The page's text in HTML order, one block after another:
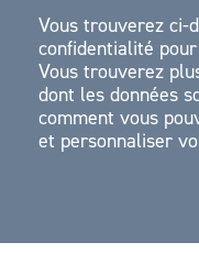
Vous trouverez ci-
confidentialité
Vous trouverez
dont les données
comment vous
et personnaliser